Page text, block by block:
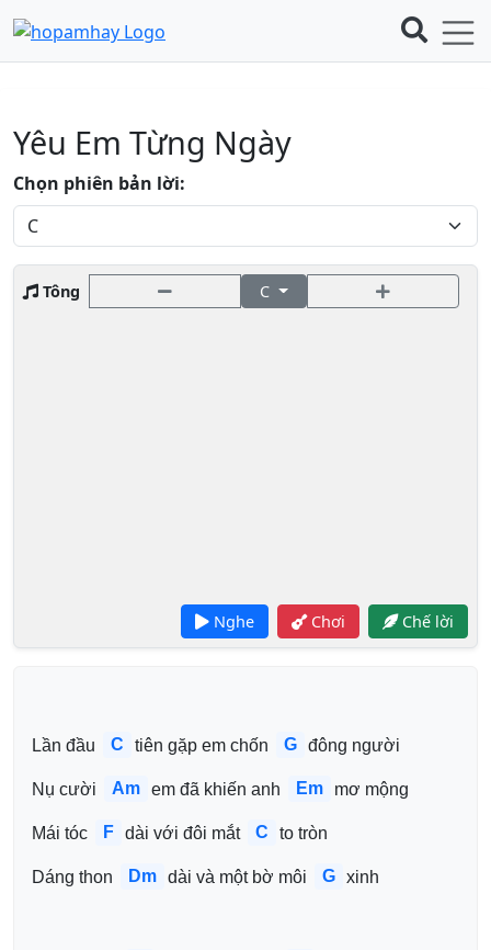
Yêu Em Từng Ngày
Chọn phiên bản lời:
Tông C
Nghe Chơi Chế lời
Lần đầu C tiên gặp em chốn G đông người
Nụ cười Am em đã khiến anh Em mơ mộng
Mái tóc F dài với đôi mắt C to tròn
Dáng thon Dm dài và một bờ môi G xinh